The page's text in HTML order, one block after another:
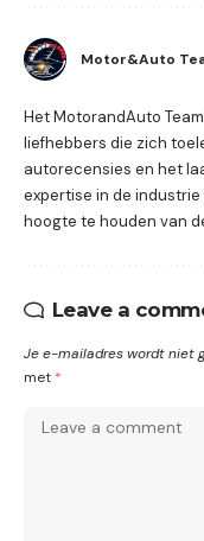
Motor&Auto
Het MotorandAuto
liefhebbers die zich
autorecensies en het
expertise in de
hoogte te houden van
Leave a
Je e-mailadres wordt niet
met *